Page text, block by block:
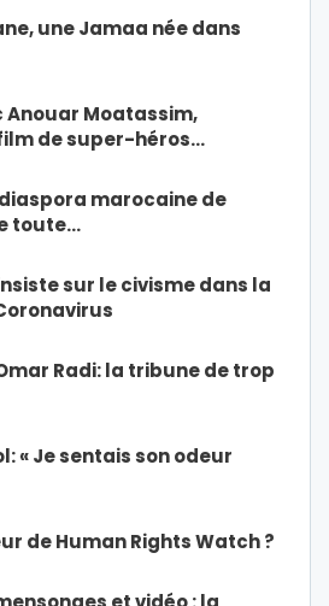
une Jamaa née dans
Anouar Moatassim,
de super-héros…
marocaine de
toute…
sur le civisme dans la
Radi: la tribune de trop
« Je sentais son odeur
de Human Rights Watch ?